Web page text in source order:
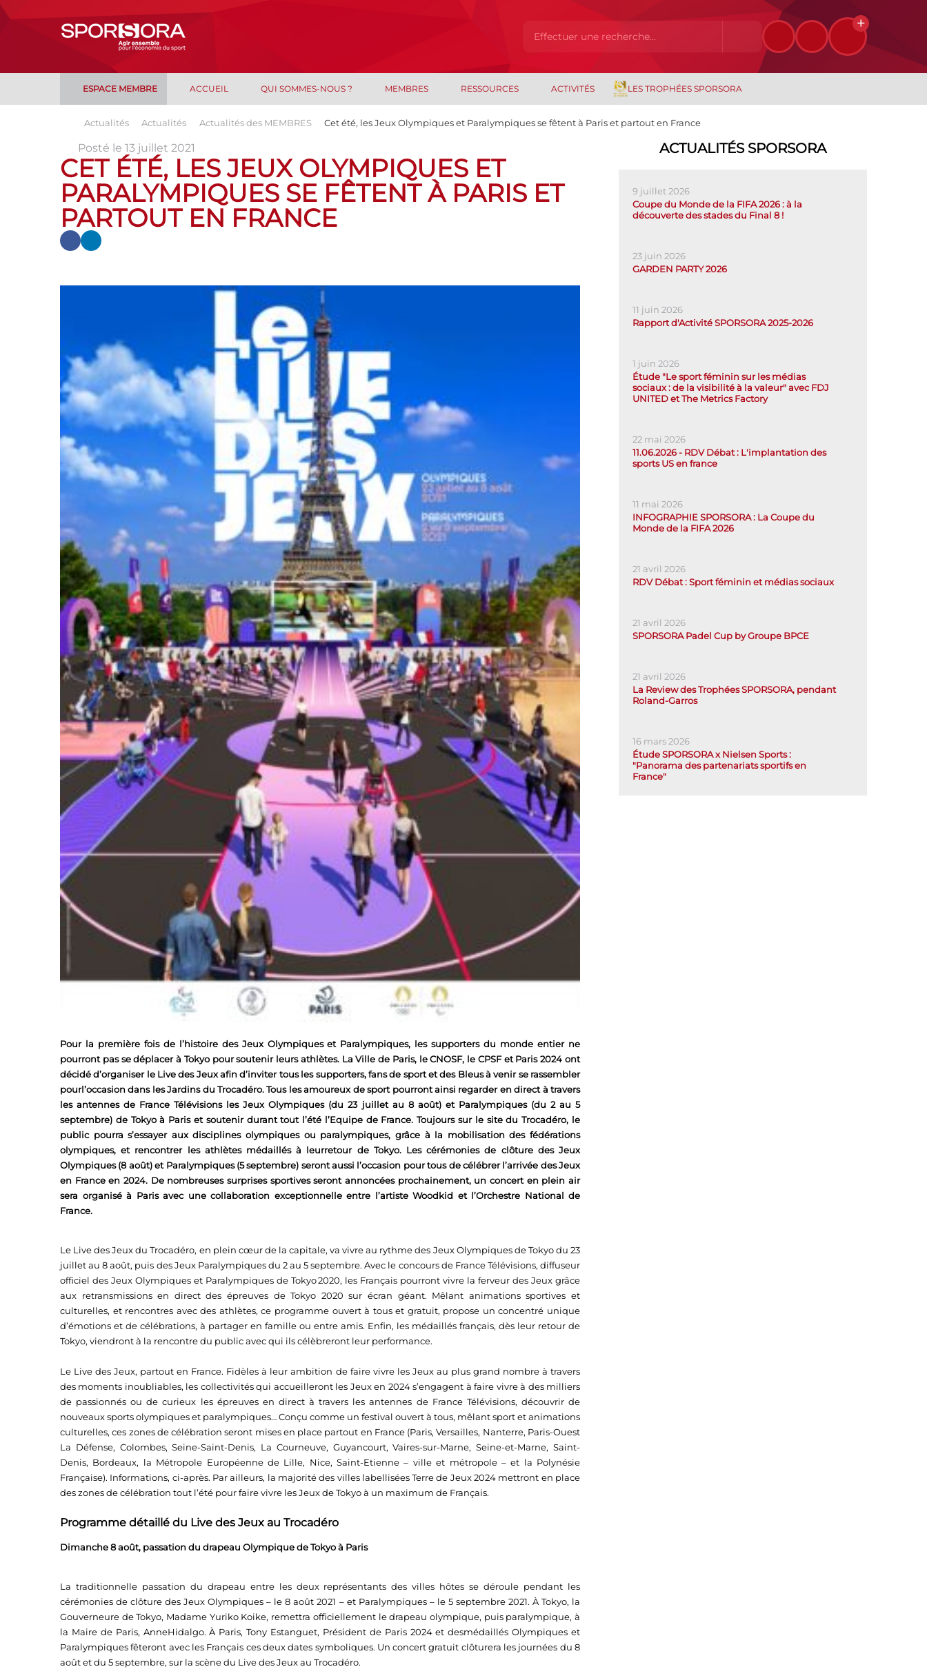
ESPACE MEMBRE ACCUEIL QUI SOMMES-NOUS ? MEMBRES RESSOURCES ACTIVITÉS LES TROPHÉES SPORSORA
Actualités Actualités Actualités des MEMBRES Cet été, les Jeux Olympiques et Paralympiques se fêtent à Paris et partout en France
Posté le 13 juillet 2021
CET ÉTÉ, LES JEUX OLYMPIQUES ET
PARALYMPIQUES SE FÊTENT À PARIS ET
PARTOUT EN FRANCE
Pour la première fois de l’histoire des Jeux Olympiques et Paralympiques, les supporters du monde entier ne
pourront pas se déplacer à Tokyo pour soutenir leurs athlètes. La Ville de Paris, le CNOSF, le CPSF et Paris 2024 ont
décidé d’organiser le Live des Jeux afin d’inviter tous les supporters, fans de sport et des Bleus à venir se rassembler
pourl’occasion dans les Jardins du Trocadéro. Tous les amoureux de sport pourront ainsi regarder en direct à travers
les antennes de France Télévisions les Jeux Olympiques (du 23 juillet au 8 août) et Paralympiques (du 2 au 5
septembre) de Tokyo à Paris et soutenir durant tout l’été l’Equipe de France. Toujours sur le site du Trocadéro, le
public pourra s’essayer aux disciplines olympiques ou paralympiques, grâce à la mobilisation des fédérations
olympiques, et rencontrer les athlètes médaillés à leurretour de Tokyo. Les cérémonies de clôture des Jeux
Olympiques (8 août) et Paralympiques (5 septembre) seront aussi l’occasion pour tous de célébrer l’arrivée des Jeux
en France en 2024. De nombreuses surprises sportives seront annoncées prochainement, un concert en plein air
sera organisé à Paris avec une collaboration exceptionnelle entre l’artiste Woodkid et l’Orchestre National de
France.
Le Live des Jeux du Trocadéro, en plein cœur de la capitale, va vivre au rythme des Jeux Olympiques de Tokyo du 23
juillet au 8 août, puis des Jeux Paralympiques du 2 au 5 septembre. Avec le concours de France Télévisions, diffuseur
officiel des Jeux Olympiques et Paralympiques de Tokyo 2020, les Français pourront vivre la ferveur des Jeux grâce
aux retransmissions en direct des épreuves de Tokyo 2020 sur écran géant. Mêlant animations sportives et
culturelles, et rencontres avec des athlètes, ce programme ouvert à tous et gratuit, propose un concentré unique
d’émotions et de célébrations, à partager en famille ou entre amis. Enfin, les médaillés français, dès leur retour de
Tokyo, viendront à la rencontre du public avec qui ils célèbreront leur performance.
Le Live des Jeux, partout en France. Fidèles à leur ambition de faire vivre les Jeux au plus grand nombre à travers
des moments inoubliables, les collectivités qui accueilleront les Jeux en 2024 s’engagent à faire vivre à des milliers
de passionnés ou de curieux les épreuves en direct à travers les antennes de France Télévisions, découvrir de
nouveaux sports olympiques et paralympiques… Conçu comme un festival ouvert à tous, mêlant sport et animations
culturelles, ces zones de célébration seront mises en place partout en France (Paris, Versailles, Nanterre, Paris-Ouest
La Défense, Colombes, Seine-Saint-Denis, La Courneuve, Guyancourt, Vaires-sur-Marne, Seine-et-Marne, Saint-
Denis, Bordeaux, la Métropole Européenne de Lille, Nice, Saint-Etienne – ville et métropole – et la Polynésie
Française). Informations, ci-après. Par ailleurs, la majorité des villes labellisées Terre de Jeux 2024 mettront en place
des zones de célébration tout l’été pour faire vivre les Jeux de Tokyo à un maximum de Français.
Programme détaillé du Live des Jeux au Trocadéro
Dimanche 8 août, passation du drapeau Olympique de Tokyo à Paris
La traditionnelle passation du drapeau entre les deux représentants des villes hôtes se déroule pendant les
cérémonies de clôture des Jeux Olympiques – le 8 août 2021 – et Paralympiques – le 5 septembre 2021. À Tokyo, la
Gouverneure de Tokyo, Madame Yuriko Koike, remettra officiellement le drapeau olympique, puis paralympique, à
la Maire de Paris, AnneHidalgo. À Paris, Tony Estanguet, Président de Paris 2024 et desmédaillés Olympiques et
Paralympiques fêteront avec les Français ces deux dates symboliques. Un concert gratuit clôturera les journées du 8
août et du 5 septembre, sur la scène du Live des Jeux au Trocadéro.
ACTUALITÉS SPORSORA
9 juillet 2026
Coupe du Monde de la FIFA 2026 : à la
découverte des stades du Final 8 !
23 juin 2026
GARDEN PARTY 2026
11 juin 2026
Rapport d'Activité SPORSORA 2025-2026
1 juin 2026
Étude "Le sport féminin sur les médias
sociaux : de la visibilité à la valeur" avec FDJ
UNITED et The Metrics Factory
22 mai 2026
11.06.2026 - RDV Débat : L'implantation des
sports US en france
11 mai 2026
INFOGRAPHIE SPORSORA : La Coupe du
Monde de la FIFA 2026
21 avril 2026
RDV Débat : Sport féminin et médias sociaux
21 avril 2026
SPORSORA Padel Cup by Groupe BPCE
21 avril 2026
La Review des Trophées SPORSORA, pendant
Roland-Garros
16 mars 2026
Étude SPORSORA x Nielsen Sports :
"Panorama des partenariats sportifs en
France"